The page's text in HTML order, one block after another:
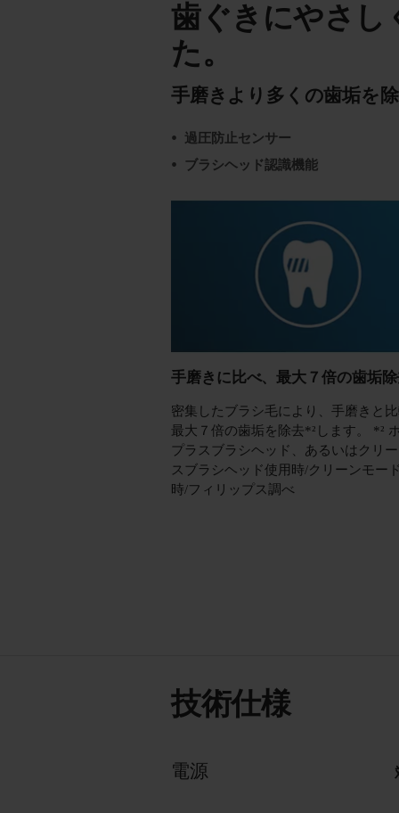
歯ぐきにやさし
た。
手磨きより多くの歯垢を
過圧防止センサー
ブラシヘッド認識機能
手磨きに比べ、最大７倍の歯垢除
密集したブラシ毛により、手磨きと
最大７倍の歯垢を除去*²します。 *²
プラスブラシヘッド、あるいはクリ
スブラシヘッド使用時/クリーンモー
時/フィリップス調べ
技術仕様
電源